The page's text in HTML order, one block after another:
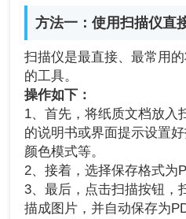
方法一：使用扫描仪直
扫描仪是最直接、最常用
的工具。
操作如下：
1、首先，将纸质文档放入
的说明书或界面提示设置
颜色模式等。
2、接着，选择保存格式为
3、最后，点击扫描按钮，
描成图片，并自动保存为